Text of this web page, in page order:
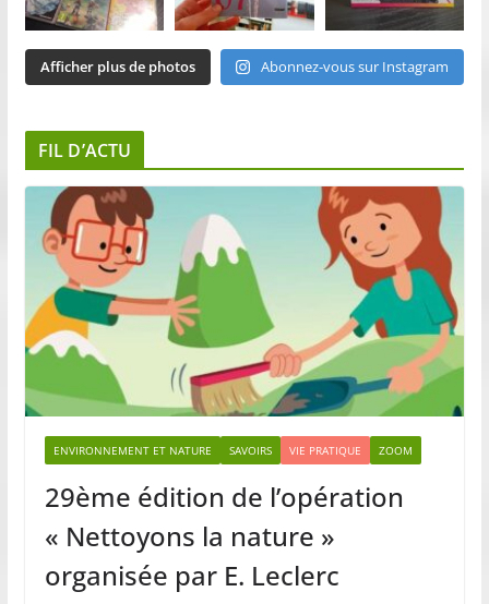
Afficher plus de photos Abonnez-vous sur Instagram
FIL D’ACTU
ENVIRONNEMENT ET NATURE SAVOIRS VIE PRATIQUE ZOOM
29ème édition de l’opération
« Nettoyons la nature »
organisée par E. Leclerc